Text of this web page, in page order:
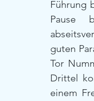
Führung
Pause
guten
Tor
Drittel
einem